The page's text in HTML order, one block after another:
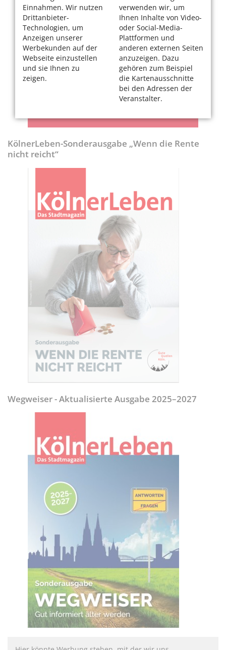
Einnahmen. Wir nutzen
Drittanbieter-
Technologien, um
Anzeigen unserer
Werbekunden auf der
Webseite einzustellen
und sie Ihnen zu
zeigen.
verwenden wir, um
Ihnen Inhalte von Video-
oder Social-Media-
Plattformen und
anderen externen Seiten
anzuzeigen. Dazu
gehören zum Beispiel
die Kartenausschnitte
bei den Adressen der
Veranstalter.
KölnerLeben-Sonderausgabe „Wenn die Rente
nicht reicht“
Wegweiser - Aktualisierte Ausgabe 2025–2027